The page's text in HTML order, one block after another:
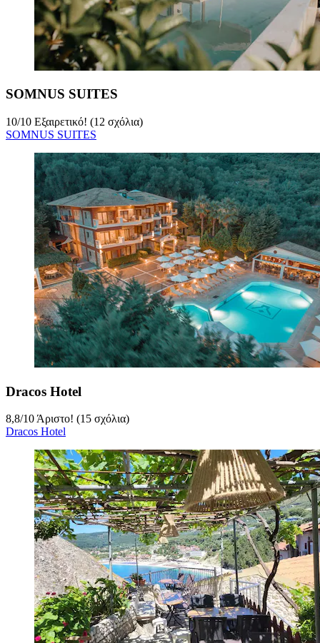
SOMNUS SUITES
10/10 Εξαιρετικό! (12 σχόλια)
SOMNUS SUITES
Dracos Hotel
8,8/10Άριστο! (15 σχόλια)
Dracos Hotel